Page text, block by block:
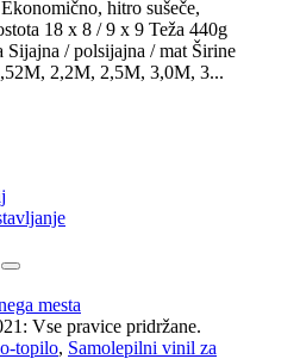
hitro sušeče,
18 x 8 / 9 x 9 Teža 440g
Sijajna / polsijajna / mat Širine
2,2M, 2,5M, 3,0M, 3...
mesta
Vse pravice pridržane.
topilo, Samolepilni vinil za